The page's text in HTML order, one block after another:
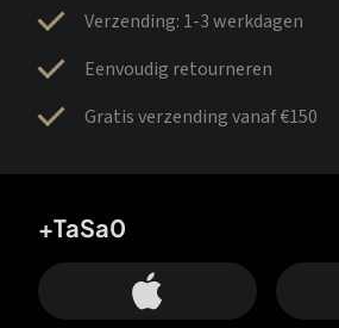
Verzending: 1-3 werkdagen
Eenvoudig retourneren
Gratis verzending vanaf €150
+TaSa0